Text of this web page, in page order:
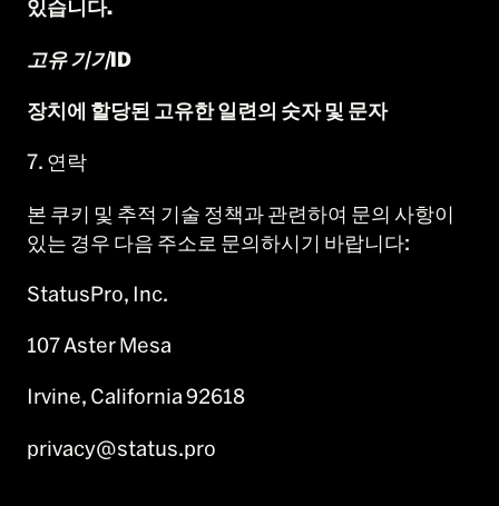
있습니다.
고유 기기ID
장치에 할당된 고유한 일련의 숫자 및 문자
7. 연락
본 쿠키 및 추적 기술 정책과 관련하여 문의 사항이
있는 경우 다음 주소로 문의하시기 바랍니다:
StatusPro, Inc.
107 Aster Mesa
Irvine, California 92618
privacy@status.pro